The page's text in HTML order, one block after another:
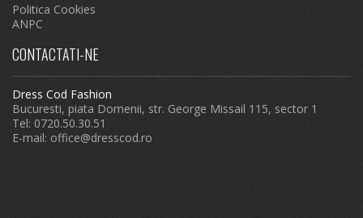
Politica Cookies
ANPC
CONTACTATI-NE
Dress Cod Fashion
Bucuresti, piata Domenii, str. George Missail 115, sector 1
Tel: 0720.50.30.51
E-mail: office@dresscod.ro